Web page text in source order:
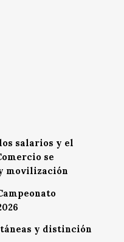
salarios y el
se
movilización
y distinción